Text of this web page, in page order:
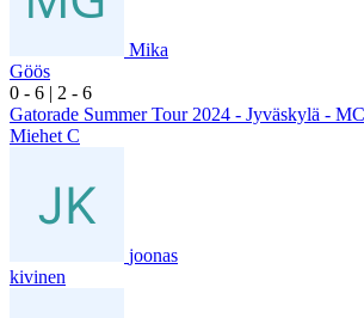
Mika
Göös
0 - 6 | 2 - 6
Gatorade Summer Tour 2024 - Jyväskylä -
Miehet C
joonas
kivinen